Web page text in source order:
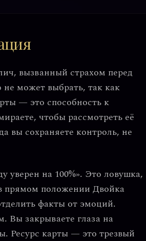
, вызванный страхом перед
может выбрать, так как
— это способность к
чтобы рассмотреть её
вы сохраняете контроль, не
уверен на 100%». Это ловушка,
прямом положении Двойка
факты от эмоций.
Вы закрываете глаза на
Ресурс карты — это трезвый